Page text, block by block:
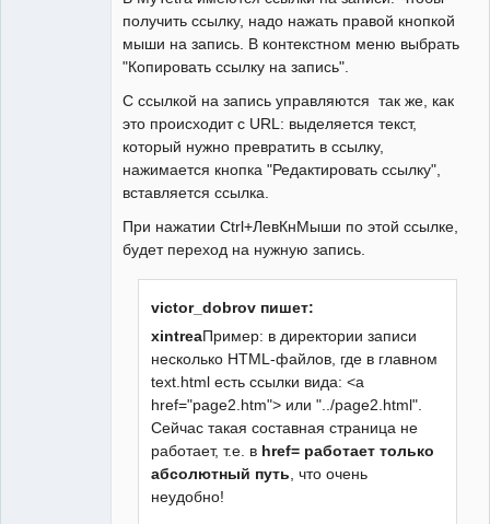
получить ссылку, надо нажать правой кнопкой
мыши на запись. В контекстном меню выбрать
"Копировать ссылку на запись".
С ссылкой на запись управляются так же, как
это происходит с URL: выделяется текст,
который нужно превратить в ссылку,
нажимается кнопка "Редактировать ссылку",
вставляется ссылка.
При нажатии Ctrl+ЛевКнМыши по этой ссылке,
будет переход на нужную запись.
victor_dobrov пишет:
xintreaПример: в директории записи
несколько HTML-файлов, где в главном
text.html есть ссылки вида: <a
href="page2.htm"> или "../page2.html".
Сейчас такая составная страница не
работает, т.е. в href= работает только
абсолютный путь , что очень
неудобно!